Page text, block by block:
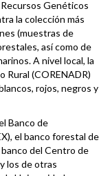
Genéticos
la colección más
(muestras de
así como de
A nivel local, la
Rural (CORENADR)
rojos, negros y
Banco de
el banco forestal de
del Centro de
los de otras